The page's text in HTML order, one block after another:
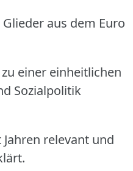
aus dem Euro
einer einheitlichen
Sozialpolitik
relevant und